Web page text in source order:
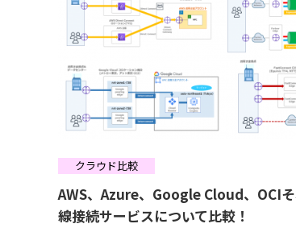
クラウド比較
AWS、Azure、Google Cloud、OCI
線接続サービスについて比較！